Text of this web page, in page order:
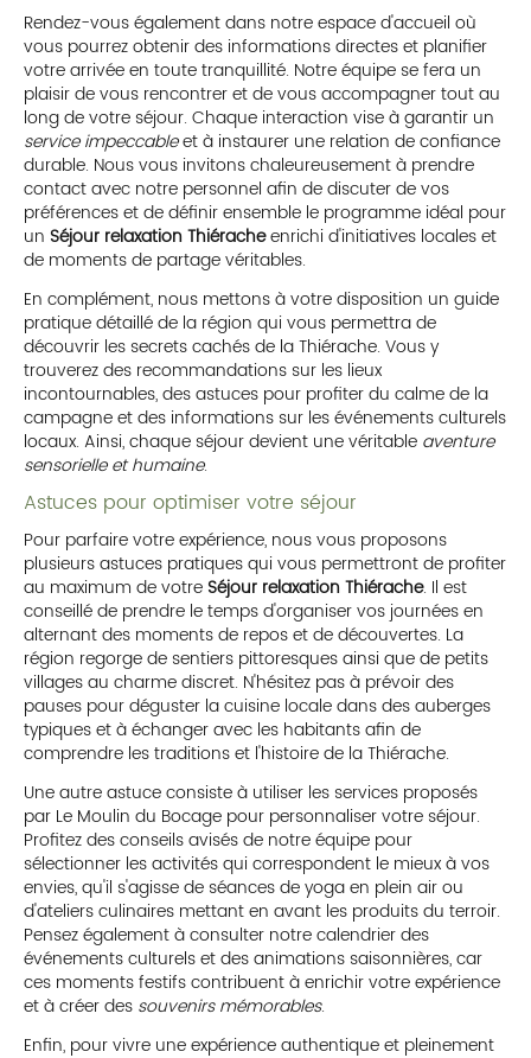
Rendez-vous également dans notre espace d'accueil où
vous pourrez obtenir des informations directes et planifier
votre arrivée en toute tranquillité. Notre équipe se fera un
plaisir de vous rencontrer et de vous accompagner tout au
long de votre séjour. Chaque interaction vise à garantir un
service impeccableet à instaurer une relation de confiance
durable. Nous vous invitons chaleureusement à prendre
contact avec notre personnel afin de discuter de vos
préférences et de définir ensemble le programme idéal pour
un Séjour relaxation Thiéracheenrichi d'initiatives locales et
de moments de partage véritables.
En complément, nous mettons à votre disposition un guide
pratique détaillé de la région qui vous permettra de
découvrir les secrets cachés de la Thiérache. Vous y
trouverez des recommandations sur les lieux
incontournables, des astuces pour profiter du calme de la
campagne et des informations sur les événements culturels
locaux. Ainsi, chaque séjour devient une véritable aventure
sensorielle et humaine.
Astuces pour optimiser votre séjour
Pour parfaire votre expérience, nous vous proposons
plusieurs astuces pratiques qui vous permettront de profiter
au maximum de votreSéjour relaxation Thiérache. Il est
conseillé de prendre le temps d'organiser vos journées en
alternant des moments de repos et de découvertes. La
région regorge de sentiers pittoresques ainsi que de petits
villages au charme discret. N'hésitez pas à prévoir des
pauses pour déguster la cuisine locale dans des auberges
typiques et à échanger avec les habitants afin de
comprendre les traditions et l'histoire de la Thiérache.
Une autre astuce consiste à utiliser les services proposés
par Le Moulin du Bocage pour personnaliser votre séjour.
Profitez des conseils avisés de notre équipe pour
sélectionner les activités qui correspondent le mieux à vos
envies, qu'il s'agisse de séances de yoga en plein air ou
d'ateliers culinaires mettant en avant les produits du terroir.
Pensez également à consulter notre calendrier des
événements culturels et des animations saisonnières, car
ces moments festifs contribuent à enrichir votre expérience
et à créer des souvenirs mémorables.
Enfin, pour vivre une expérience authentique et pleinement